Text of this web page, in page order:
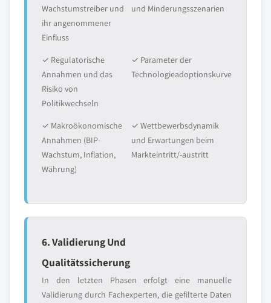
Wachstumstreiber und
ihr angenommener
Einfluss
und Minderungsszenarien
✓ Regulatorische
Annahmen und das
Risiko von
Politikwechseln
✓ Parameter der
Technologieadoptionskurve
✓ Makroökonomische
Annahmen (BIP-
Wachstum, Inflation,
Währung)
✓ Wettbewerbsdynamik
und Erwartungen beim
Markteintritt/-austritt
6. Validierung Und
Qualitätssicherung
In den letzten Phasen erfolgt eine manuelle
Validierung durch Fachexperten, die gefilterte Daten